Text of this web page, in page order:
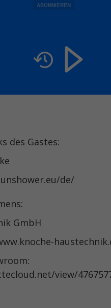
ABONNIEREN
des Gastes:
de/
GmbH
view/